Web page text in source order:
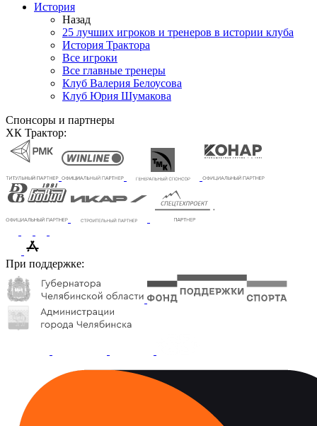
История
Назад
25 лучших игроков и тренеров в истории клуба
История Трактора
Все игроки
Все главные тренеры
Клуб Валерия Белоусова
Клуб Юрия Шумакова
Спонсоры и партнеры
ХК Трактор:
При поддержке: